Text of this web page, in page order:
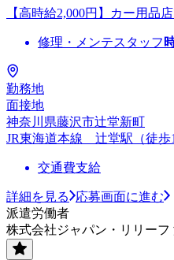
【高時給2,000円】カー用品
修理・メンテスタッフ
勤務地
面接地
神奈川県藤沢市辻堂新町
JR東海道本線 辻堂駅（徒歩
交通費支給
詳細を見る
応募画面に進む
派遣労働者
株式会社ジャパン・リリーフ